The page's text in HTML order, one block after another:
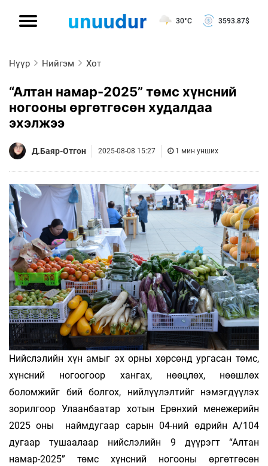
30°C 3593.87$
Нүүр Нийгэм Хот
“Алтан намар-2025” төмс хүнсний
ногооны өргөтгөсөн худалдаа
эхэлжээ
Д.Баяр-Отгон 2025-08-08 15:27 1 мин унших
Нийслэлийн хүн амыг эх орны хөрсөнд ургасан төмс,
хүнсний ногоогоор хангах, нөөцлөх, нөөшлөх
боломжийг бий болгох, нийлүүлэлтийг нэмэгдүүлэх
зорилгоор Улаанбаатар хотын Ерөнхий менежерийн
2025 оны наймдугаар сарын 04-ний өдрийн А/104
дугаар тушаалаар нийслэлийн 9 дүүрэгт “Алтан
намар-2025” төмс хүнсний ногооны өргөтгөсөн